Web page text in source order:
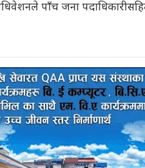
पाँच जना